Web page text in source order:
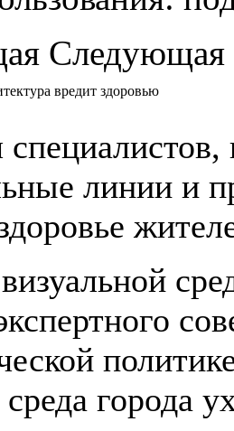
Следующая
вредит здоровью
линии и
среда города